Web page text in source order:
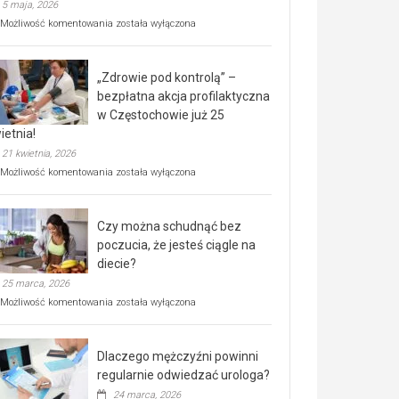
5 maja, 2026
Możliwość komentowania Rusza
rehabilitacji
dla
seniorów!
została wyłączona
„Zdrowie pod kontrolą” –
bezpłatna akcja profilaktyczna
w Częstochowie już 25
21 kwietnia, 2026
Możliwość komentowania „Zdrowie
bezpłatna
akcja
profilaktyczna
w
już
kwietnia!
została wyłączona
Czy można schudnąć bez
poczucia, że jesteś ciągle na
diecie?
25 marca, 2026
Możliwość komentowania Czy
poczucia,
że
została wyłączona
Dlaczego mężczyźni powinni
regularnie odwiedzać urologa?
24 marca, 2026